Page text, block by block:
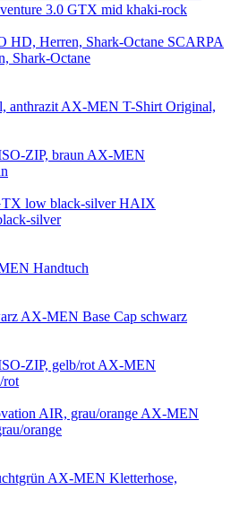
3.0 GTX mid khaki-rock
SCARPA
Shark-Octane
AX-MEN T-Shirt Original,
AX-MEN
HAIX
silver
Handtuch
AX-MEN Base Cap schwarz
AX-MEN
rot
AX-MEN
orange
AX-MEN Kletterhose,